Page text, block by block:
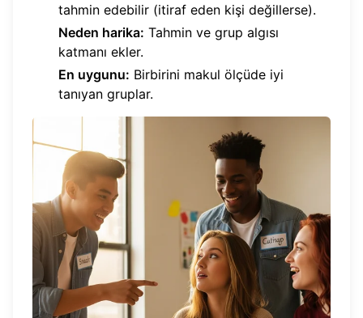
tahmin edebilir (itiraf eden kişi değillerse).
Neden harika: Tahmin ve grup algısı
katmanı ekler.
En uygunu: Birbirini makul ölçüde iyi
tanıyan gruplar.